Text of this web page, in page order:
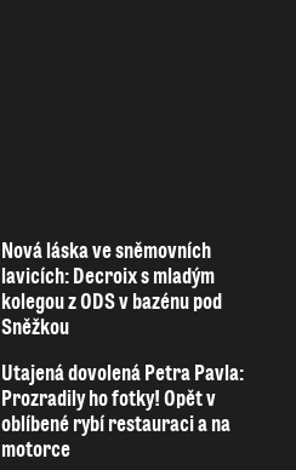
Nová láska ve sněmovních
lavicích: Decroix s mladým
kolegou z ODS v bazénu pod
Sněžkou
Utajená dovolená Petra Pavla:
Prozradily ho fotky! Opět v
oblíbené rybí restauraci a na
motorce